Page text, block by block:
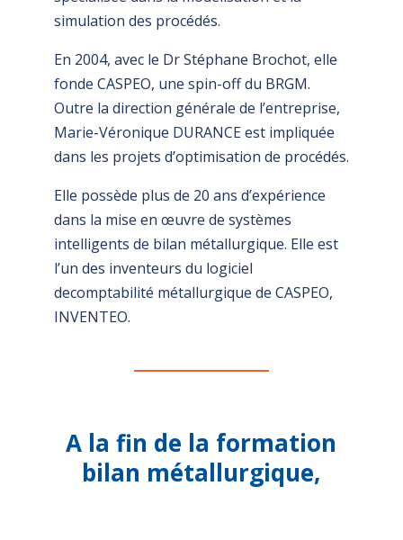
simulation des procédés.
En 2004, avec le Dr Stéphane Brochot, elle
fonde CASPEO, une spin-off du BRGM.
Outre la direction générale de l’entreprise,
Marie-Véronique DURANCE est impliquée
dans les projets d’optimisation de procédés.
Elle possède plus de 20 ans d’expérience
dans la mise en œuvre de systèmes
intelligents de bilan métallurgique. Elle est
l’un des inventeurs du logiciel
decomptabilité métallurgique de CASPEO,
INVENTEO.
A la fin de la formation
bilan métallurgique,